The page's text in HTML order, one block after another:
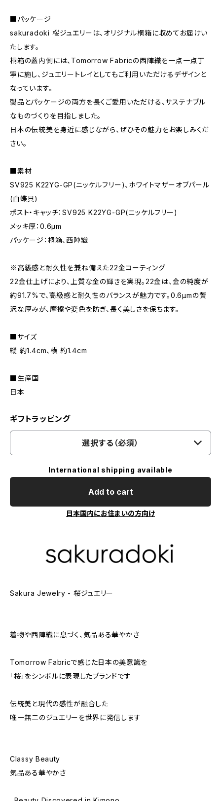
■パッケージ
sakuradoki 桜ジュエリーは、オリジナル桐箱に収めてお届けい
たします。
桐箱の蓋内側には、Tomorrow Fabricの⻄陣織を⼀点⼀点丁
寧に施し、ジュエリートレイとしてもご利⽤いただけるデザインと
なっています。
製品とパッケージの両⽅を⻑くご愛⽤いただける、サステナブル
なものづくりを⽬指しました。
⽇本の伝統美を⾝近に感じながら、ぜひその魅⼒をお楽しみくだ
さい。
■素材
SV925 K22YG-GP(ニッケルフリー)、ホワイトマザーオブパール
(白蝶貝)
ポスト・キャッチ：SV925 K22YG-GP(ニッケルフリー)
メッキ厚：0.6μm
パッケージ：桐箱、西陣織
※高級感と耐久性を兼ね備えた22金コーティング
22金仕上げにより、上質な金の輝きを実現。22金は、金の純度が
約91.7%で、高級感と耐久性のバランスが魅力です。0.6μmの贅
沢な厚みが、摩擦や変色を防ぎ、長く美しさを保ちます。
■サイズ
縦 約1.4cm、横 約1.4cm
■生産国
日本
ギフトラッピング
選択する（必須）
International shipping available
Add to cart
日本国内にお住まいの方向け
Sakura Jewelry - 桜ジュエリー
着物や西陣織に息づく、気品ある華やかさ
Tomorrow Fabricで感じた日本の美意識を
「桜」をシンボルに表現したブランドです
伝統美と現代の感性が融合した
唯一無二のジュエリーを世界に発信します
Classy Beauty
気品ある華やかさ